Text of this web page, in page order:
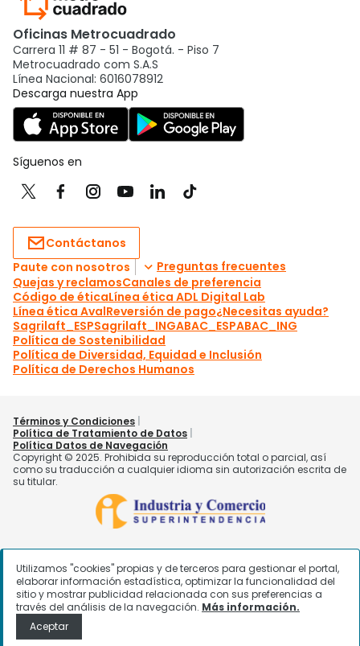
Utilizamos "cookies" propias y de terceros para gestionar el portal,
elaborar información estadística, optimizar la funcionalidad del
sitio y mostrar publicidad relacionada con sus preferencias a
través del análisis de la navegación. Más información.
Aceptar